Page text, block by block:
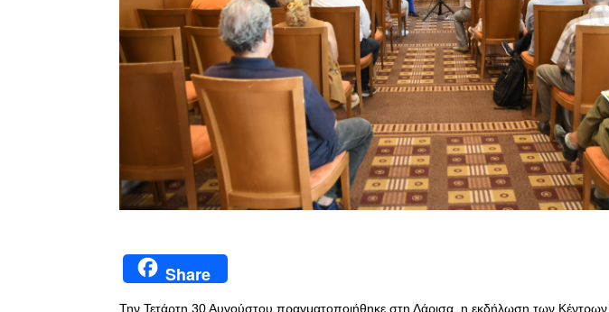
Share
Την Τετάρτη 30 Αυγούστου πραγματοποιήθηκε στη Λάρισα, η εκδήλωση των